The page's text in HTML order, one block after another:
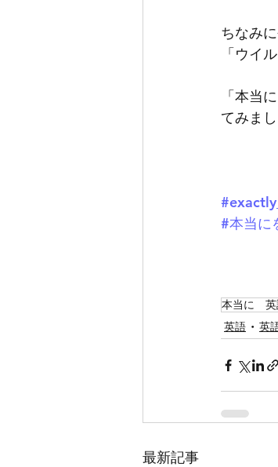
ちなみ
「ウイ
「本当
てみまし
#本当に
本当に 英
英語
英
最新記事